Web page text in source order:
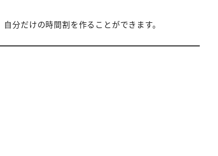
分だけの時間割を作ることができます。